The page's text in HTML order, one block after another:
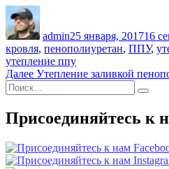
admin25 января, 201716
кровля, пенополиуретан, ППУ,
утепление ппу
Навигация
по
записям
Далее Следующая
Утепление заливкой
Искать:
Поиск
Присоединяйтесь к